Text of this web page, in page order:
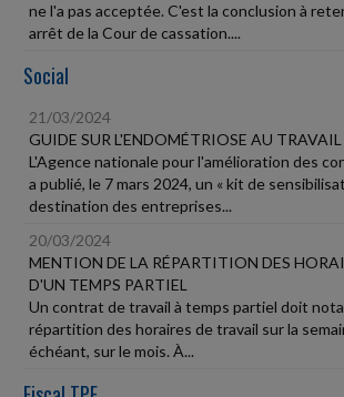
ne l'a pas acceptée. C'est la conclusion à
arrêt de la Cour de cassation....
Social
21/03/2024
GUIDE SUR L'ENDOMÉTRIOSE AU TRAVAIL
L'Agence nationale pour l'amélioration des
a publié, le 7 mars 2024, un « kit de
destination des entreprises...
20/03/2024
MENTION DE LA RÉPARTITION DES
D'UN TEMPS PARTIEL
Un contrat de travail à temps partiel doit
répartition des horaires de travail sur la
échéant, sur le mois. À...